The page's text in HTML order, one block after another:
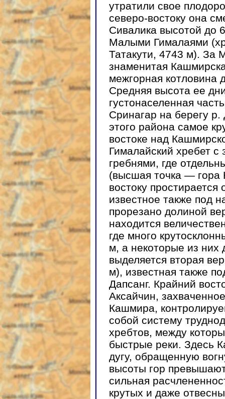
утратили свое
северо-востоку она
Сивалика высотой до
Малыми Гималаями
Татакути, 4743 м). За
знаменитая
межгорная котловина
Средняя высота ее
густонаселенная
Сринагар на берегу
этого района самое
востоке над
Гималайский хребет
гребнями, где
(высшая точка —
востоку
известное также под
прорезано долиной
находится
где много
м, а некоторые из
выделяется вторая
м), известная также
Дапсанг. Крайний
Аксайчин,
Кашмира,
собой систему
хребтов, между
быстрые реки. Здесь
дугу, обращенную
высоты гор
сильная
крутых и даже